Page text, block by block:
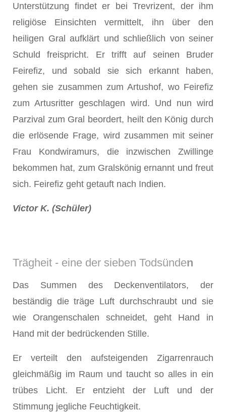
Unterstützung findet er bei Trevrizent, der ihm
religiöse Einsichten vermittelt, ihn über den
heiligen Gral aufklärt und schließlich von seiner
Schuld freispricht. Er trifft auf seinen Bruder
Feirefiz, und sobald sie sich erkannt haben,
gehen sie zusammen zum Artushof, wo Feirefiz
zum Artusritter geschlagen wird. Und nun wird
Parzival zum Gral beordert, heilt den König durch
die erlösende Frage, wird zusammen mit seiner
Frau Kondwiramurs, die inzwischen Zwillinge
bekommen hat, zum Gralskönig ernannt und freut
sich. Feirefiz geht getauft nach Indien.
Victor K. (Schüler)
Trägheit - eine der sieben Todsünden
Das Summen des Deckenventilators, der
beständig die träge Luft durchschraubt und sie
wie Orangenschalen schneidet, geht Hand in
Hand mit der bedrückenden Stille.
Er verteilt den aufsteigenden Zigarrenrauch
gleichmäßig im Raum und taucht so alles in ein
trübes Licht. Er entzieht der Luft und der
Stimmung jegliche Feuchtigkeit.